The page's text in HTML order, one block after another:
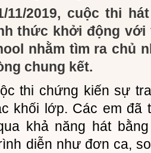
11/2019, cuộc thi
thức khởi động
nhằm tìm ra chủ
chung kết.
thi chứng kiến sự
khối lớp. Các em đã
khả năng hát
diễn như đơn ca,